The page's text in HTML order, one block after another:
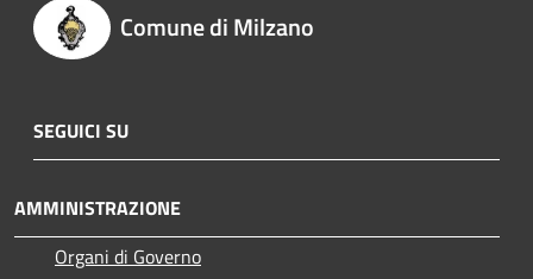
Comune di Milzano
SEGUICI SU
AMMINISTRAZIONE
Organi di Governo